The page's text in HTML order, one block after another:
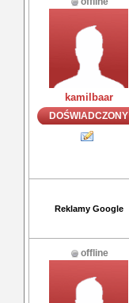
kamilbaar
DOŚWIADCZONY
Reklamy Google
offline